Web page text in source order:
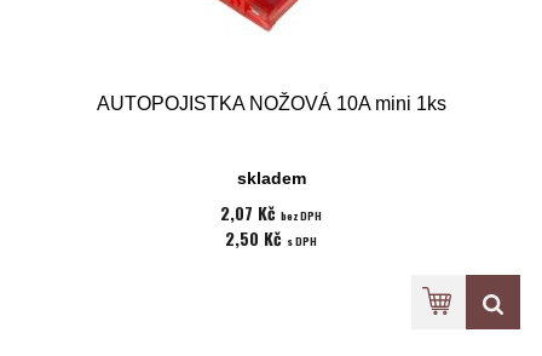
AUTOPOJISTKA NOŽOVÁ 10A mini 1ks
skladem
2,07 Kč bez DPH
2,50 Kč s DPH